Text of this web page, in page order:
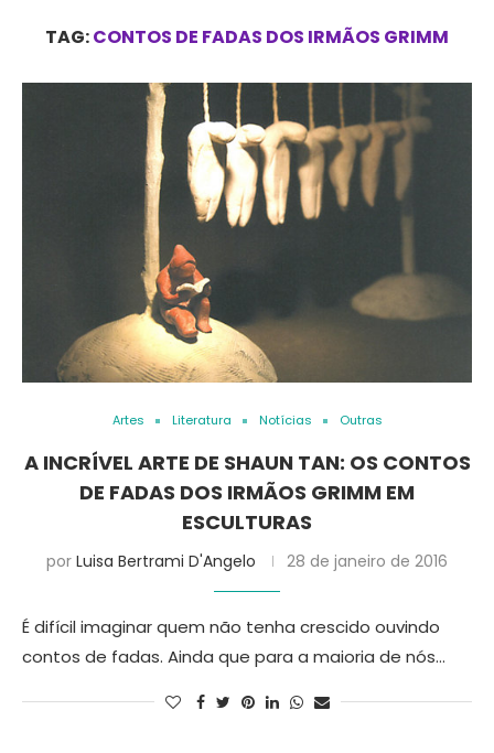
TAG:CONTOS DE FADAS DOS IRMÃOS GRIMM
Artes Literatura Notícias Outras
A INCRÍVEL ARTE DE SHAUN TAN: OS CONTOS
DE FADAS DOS IRMÃOS GRIMM EM
ESCULTURAS
por Luisa Bertrami D'Angelo 28 de janeiro de 2016
É difícil imaginar quem não tenha crescido ouvindo
contos de fadas. Ainda que para a maioria de nós…